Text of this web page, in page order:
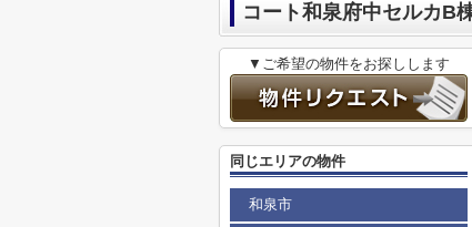
コート和泉府中セルカB
▼ご希望の物件をお探しします
同じエリアの物件
和泉市